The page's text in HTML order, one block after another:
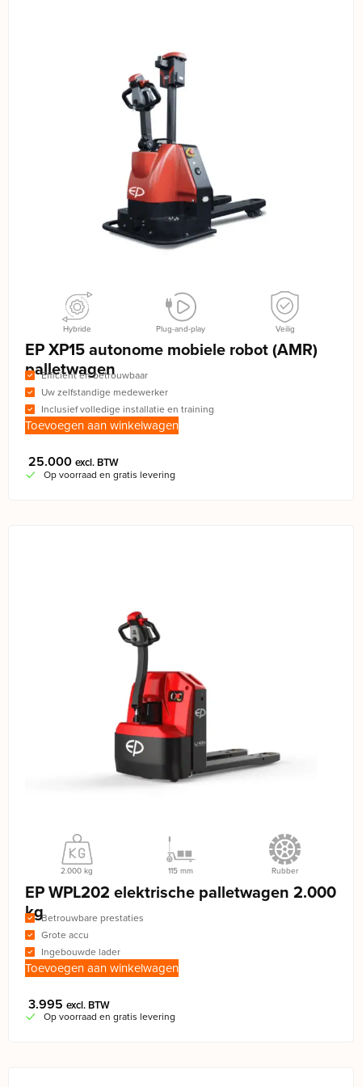
Hybride Plug-and-play Veilig
EP XP15 autonome mobiele robot (AMR)
palletwagen
Efficiënt en betrouwbaar
Uw zelfstandige medewerker
Inclusief volledige installatie en training
Toevoegen aan winkelwagen
25.000 excl. BTW
Op voorraad en gratis levering
2.000 kg 115 mm Rubber
EP WPL202 elektrische palletwagen 2.000
kgBetrouwbare prestaties
Grote accu
Ingebouwde lader
Toevoegen aan winkelwagen
3.995 excl. BTW
Op voorraad en gratis levering